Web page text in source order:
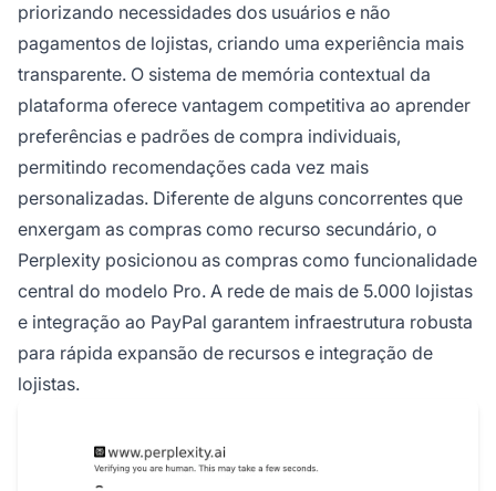
priorizando necessidades dos usuários e não
pagamentos de lojistas, criando uma experiência mais
transparente. O sistema de memória contextual da
plataforma oferece vantagem competitiva ao aprender
preferências e padrões de compra individuais,
permitindo recomendações cada vez mais
personalizadas. Diferente de alguns concorrentes que
enxergam as compras como recurso secundário, o
Perplexity posicionou as compras como funcionalidade
central do modelo Pro. A rede de mais de 5.000 lojistas
e integração ao PayPal garantem infraestrutura robusta
para rápida expansão de recursos e integração de
lojistas.